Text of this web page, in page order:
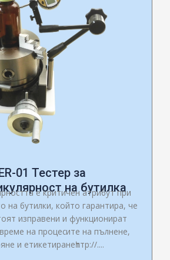
01 Тестер за
на бутилка
е критичен атрибут при
на бутилки, който гарантира, че
изправени и функционират
на процесите на пълнене,
и етикетиранеһттр://....